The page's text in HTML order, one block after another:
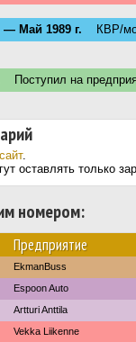
— Май 1989 г. КВР/
Поступил на
.
оставлять только
номером:
Предприятие
EkmanBuss
Espoon Auto
Artturi Anttila
Vekka Liikenne